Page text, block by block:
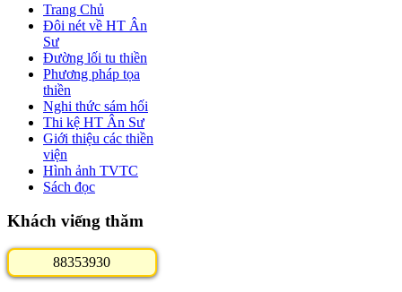
Trang Chủ
Đôi nét về HT Ân
Sư
Đường lối tu thiền
Phương pháp tọa
thiền
Nghi thức sám hối
Thi kệ HT Ân Sư
Giới thiệu các thiền
viện
Hình ảnh TVTC
Sách đọc
Khách viếng thăm
88353930